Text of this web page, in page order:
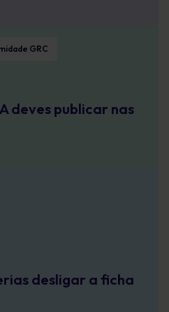
GRC
deves publicar nas
desligar a ficha